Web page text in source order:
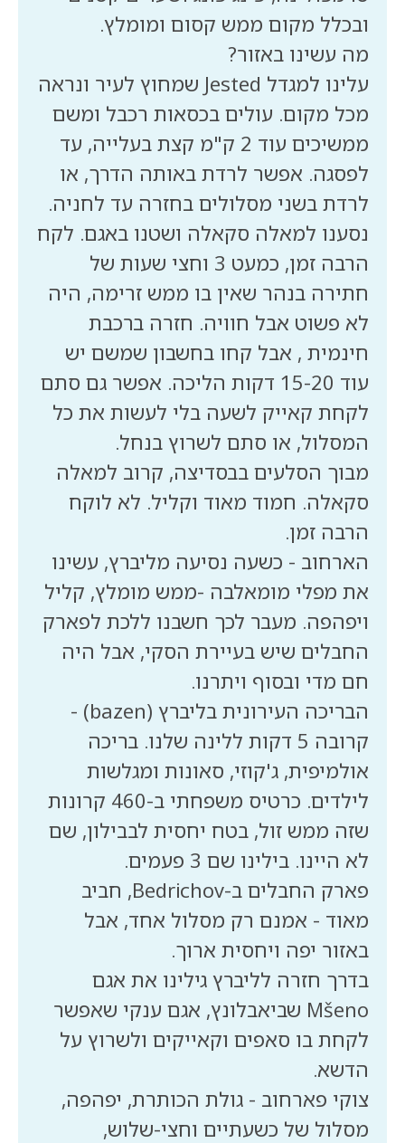
עלינו למגדל Jested שמחוץ לעיר ונראה
מכל מקום. עולים בכסאות רכבל ומשם
ממשיכים עוד 2 ק"מ קצת בעלייה, עד
לפסגה. אפשר לרדת באותה הדרך, או
נסענו למאלה סקאלה ושטנו באגם. לקח
הרבה זמן, כמעט 3 וחצי שעות של
חתירה בנהר שאין בו ממש זרימה, היה
לא פשוט אבל חוויה. חזרה ברכבת
חינמית , אבל קחו בחשבון שמשם יש
עוד 15-20 דקות הליכה. אפשר גם סתם
לקחת קאייק לשעה בלי לעשות את כל
מבוך הסלעים בבסדיצה, קרוב למאלה
סקאלה. חמוד מאוד וקליל. לא לוקח
הארחוב - כשעה נסיעה מליברץ, עשינו
את מפלי מומאלבה -ממש מומלץ, קליל
ויפהפה. מעבר לכך חשבנו ללכת לפארק
החבלים שיש בעיירת הסקי, אבל היה
הבריכה העירונית בליברץ (bazen) -
קרובה 5 דקות ללינה שלנו. בריכה
אולמיפית, ג'קוזי, סאונות ומגלשות
לילדים. כרטיס משפחתי ב-460 קרונות
שזה ממש זול, בטח יחסית לבבילון, שם
פארק החבלים ב-Bedrichov, חביב
מאוד - אמנם רק מסלול אחד, אבל
בדרך חזרה לליברץ גילינו את אגם
Mšeno שביאבלונץ, אגם ענקי שאפשר
לקחת בו סאפים וקאייקים ולשרוץ על
צוקי פארחוב - גולת הכותרת, יפהפה,
מסלול של כשעתיים וחצי-שלוש,